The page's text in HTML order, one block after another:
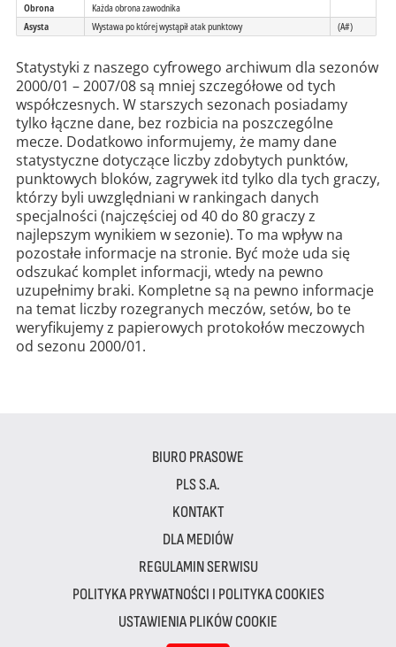
Obrona
Każda obrona zawodnika
Asysta
Wystawa po której wystąpił atak punktowy (A#)
Statystyki z naszego cyfrowego archiwum dla sezonów
2000/01 – 2007/08 są mniej szczegółowe od tych
współczesnych. W starszych sezonach posiadamy
tylko łączne dane, bez rozbicia na poszczególne
mecze. Dodatkowo informujemy, że mamy dane
statystyczne dotyczące liczby zdobytych punktów,
punktowych bloków, zagrywek itd tylko dla tych graczy,
którzy byli uwzględniani w rankingach danych
specjalności (najczęściej od 40 do 80 graczy z
najlepszym wynikiem w sezonie). To ma wpływ na
pozostałe informacje na stronie. Być może uda się
odszukać komplet informacji, wtedy na pewno
uzupełnimy braki. Kompletne są na pewno informacje
na temat liczby rozegranych meczów, setów, bo te
weryfikujemy z papierowych protokołów meczowych
od sezonu 2000/01.
BIURO PRASOWE
PLS S.A.
KONTAKT
DLA MEDIÓW
REGULAMIN SERWISU
POLITYKA PRYWATNOŚCI I POLITYKA COOKIES
USTAWIENIA PLIKÓW COOKIE